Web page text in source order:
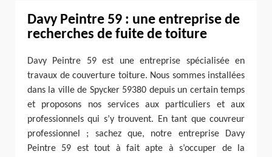
Davy Peintre 59 : une entreprise de
recherches de fuite de toiture
Davy Peintre 59 est une entreprise spécialisée en
travaux de couverture toiture. Nous sommes installées
dans la ville de Spycker 59380 depuis un certain temps
et proposons nos services aux particuliers et aux
professionnels qui s’y trouvent. En tant que couvreur
professionnel ; sachez que, notre entreprise Davy
Peintre 59 est tout à fait apte à s’occuper de la